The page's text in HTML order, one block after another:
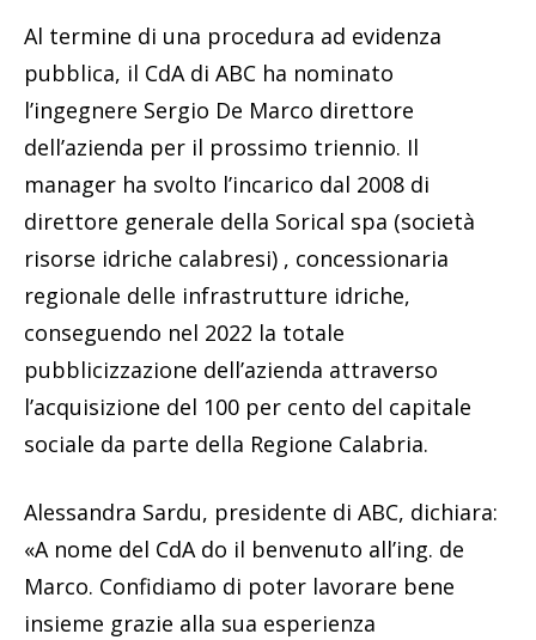
Al termine di una procedura ad evidenza
pubblica, il CdA di ABC ha nominato
l’ingegnere Sergio De Marco direttore
dell’azienda per il prossimo triennio. Il
manager ha svolto l’incarico dal 2008 di
direttore generale della Sorical spa (società
risorse idriche calabresi) , concessionaria
regionale delle infrastrutture idriche,
conseguendo nel 2022 la totale
pubblicizzazione dell’azienda attraverso
l’acquisizione del 100 per cento del capitale
sociale da parte della Regione Calabria.
Alessandra Sardu, presidente di ABC, dichiara:
«A nome del CdA do il benvenuto all’ing. de
Marco. Confidiamo di poter lavorare bene
insieme grazie alla sua esperienza